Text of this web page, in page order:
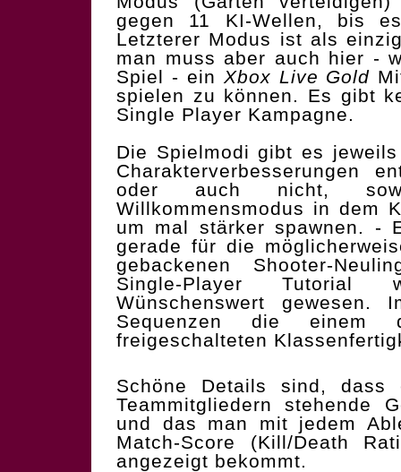
gegen 11 KI-Wellen, bis
Letzterer Modus ist als
man muss aber auch hier -
Spiel - ein Xbox Live Gold
spielen zu können. Es gibt
Single Player Kampagne.
Die Spielmodi gibt es
Charakterverbesserungen
oder auch nicht,
Willkommensmodus in dem
um mal stärker spawnen. -
gerade für die
gebackenen Shooter-
Single-Player Tutorial
Wünschenswert gewesen.
Sequenzen die
freigeschalteten
Schöne Details sind,
Teammitgliedern stehende
und das man mit jedem
Match-Score (Kill/Death
angezeigt bekommt.